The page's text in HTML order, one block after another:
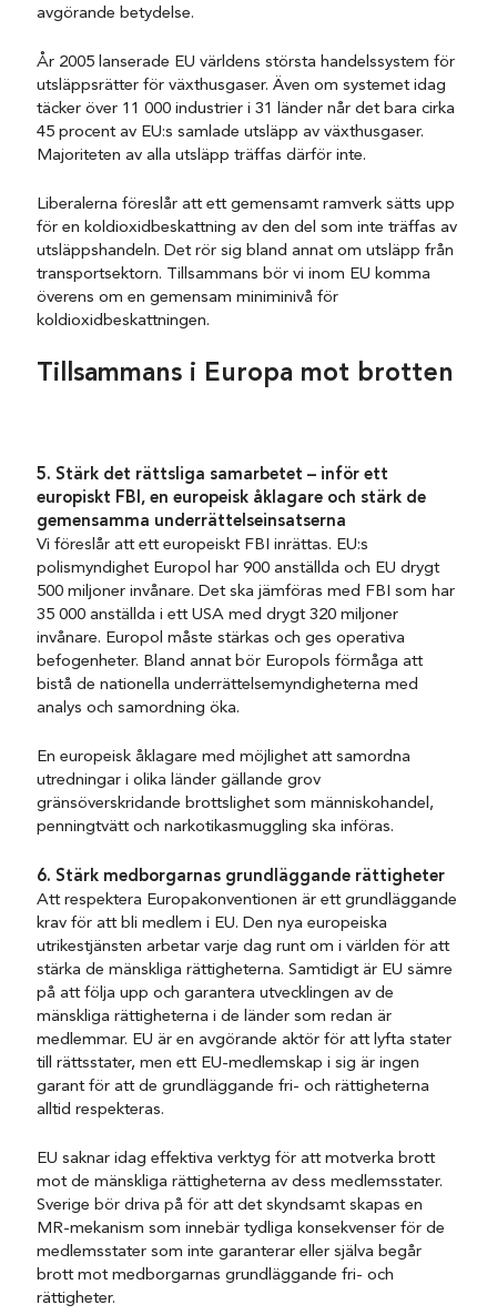
avgörande betydelse.
År 2005 lanserade EU världens största handelssystem för
utsläppsrätter för växthusgaser. Även om systemet idag
täcker över 11 000 industrier i 31 länder når det bara cirka
45 procent av EU:s samlade utsläpp av växthusgaser.
Majoriteten av alla utsläpp träffas därför inte.
Liberalerna föreslår att ett gemensamt ramverk sätts upp
för en koldioxidbeskattning av den del som inte träffas av
utsläppshandeln. Det rör sig bland annat om utsläpp från
transportsektorn. Tillsammans bör vi inom EU komma
överens om en gemensam miniminivå för
koldioxidbeskattningen.
Tillsammans i Europa mot brotten
5. Stärk det rättsliga samarbetet – inför ett
europiskt FBI, en europeisk åklagare och stärk de
gemensamma underrättelseinsatserna
Vi föreslår att ett europeiskt FBI inrättas. EU:s
polismyndighet Europol har 900 anställda och EU drygt
500 miljoner invånare. Det ska jämföras med FBI som har
35 000 anställda i ett USA med drygt 320 miljoner
invånare. Europol måste stärkas och ges operativa
befogenheter. Bland annat bör Europols förmåga att
bistå de nationella underrättelsemyndigheterna med
analys och samordning öka.
En europeisk åklagare med möjlighet att samordna
utredningar i olika länder gällande grov
gränsöverskridande brottslighet som människohandel,
penningtvätt och narkotikasmuggling ska införas.
6. Stärk medborgarnas grundläggande rättigheter
Att respektera Europakonventionen är ett grundläggande
krav för att bli medlem i EU. Den nya europeiska
utrikestjänsten arbetar varje dag runt om i världen för att
stärka de mänskliga rättigheterna. Samtidigt är EU sämre
på att följa upp och garantera utvecklingen av de
mänskliga rättigheterna i de länder som redan är
medlemmar. EU är en avgörande aktör för att lyfta stater
till rättsstater, men ett EU-medlemskap i sig är ingen
garant för att de grundläggande fri- och rättigheterna
alltid respekteras.
EU saknar idag effektiva verktyg för att motverka brott
mot de mänskliga rättigheterna av dess medlemsstater.
Sverige bör driva på för att det skyndsamt skapas en
MR-mekanism som innebär tydliga konsekvenser för de
medlemsstater som inte garanterar eller själva begår
brott mot medborgarnas grundläggande fri- och
rättigheter.